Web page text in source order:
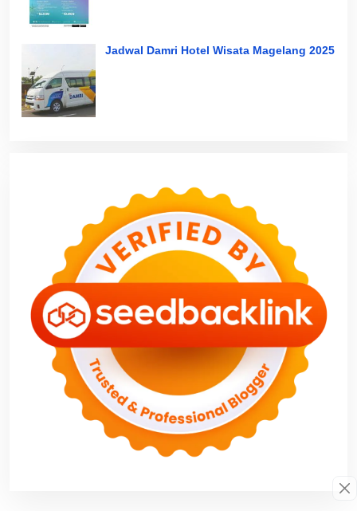
Jadwal Damri Hotel Wisata Magelang 2025